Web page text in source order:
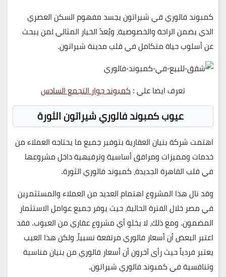
كمبوند فالوري في شيراتون يجسد مفهوم السكن العصري
الذي يضمن الراحة والخصوصية، ويُعدّ الخيار المثالي لمن يبحث
عن أسلوب حياة متكامل في قلب مدينة شيراتون.
تعرف ايضا علي :كمبوند جوار التجمع السادس
عيوب كمبوند فالوري شيراتون الثورة
اهتمت شركة بنيان العقارية بتوفير جميع ما يحتاجه العملاء من
خدمات ومميزات ومرافق أساسية وترفيهية داخل مشروعها
في قلب القاهرة الجديدة، كمبوند فالوري الثورة.
وقد نال هذا المشروع اهتمام العديد من العملاء والمستثمرين
في مصر خلال الفترة الحالية، حيث يوفر جميع عوامل الاستثمار
المضمون. ومع ذلك، لا يخلو أي مشروع عقاري من العيوب. فقد
اعتبر البعض أن أسعار فالوري مرتفعة نسبياً، ولكن هذا العيب
يعتبر فردياً حيث رأى آخرون أن أسعار فالوري من بنيان مناسبة
وتنافسية في كمبوند فالوري شيراتون.